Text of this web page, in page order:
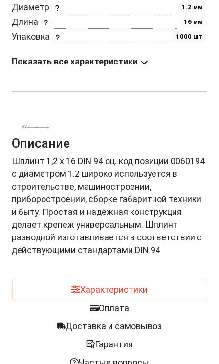
Диаметр 1.2 мм
Длина 16 мм
Упаковка 1000 шт
Показать все характеристики
Описание
Шплинт 1,2 х 16 DIN 94 оц. код позиции 0060194
с диаметром 1.2 широко используется в
строительстве, машиностроении,
приборостроении, сборке габаритной техники
и быту. Простая и надежная конструкция
делает крепеж универсальным. Шплинт
разводной изготавливается в соответствии с
действующими стандартами DIN 94
Характеристики
Оплата
Доставка и самовывоз
Гарантия